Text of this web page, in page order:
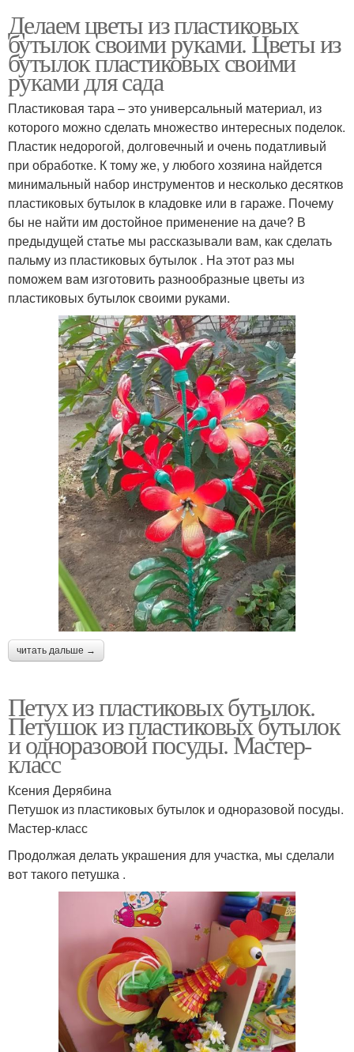
Делаем цветы из пластиковых
бутылок своими руками. Цветы из
бутылок пластиковых своими
руками для сада
Пластиковая тара – это универсальный материал, из
которого можно сделать множество интересных поделок.
Пластик недорогой, долговечный и очень податливый
при обработке. К тому же, у любого хозяина найдется
минимальный набор инструментов и несколько десятков
пластиковых бутылок в кладовке или в гараже. Почему
бы не найти им достойное применение на даче? В
предыдущей статье мы рассказывали вам, как сделать
пальму из пластиковых бутылок . На этот раз мы
поможем вам изготовить разнообразные цветы из
пластиковых бутылок своими руками.
читать дальше →
Петух из пластиковых бутылок.
Петушок из пластиковых бутылок
и одноразовой посуды. Мастер-
класс
Ксения Дерябина
Петушок из пластиковых бутылок и одноразовой посуды.
Мастер-класс
Продолжая делать украшения для участка, мы сделали
вот такого петушка .